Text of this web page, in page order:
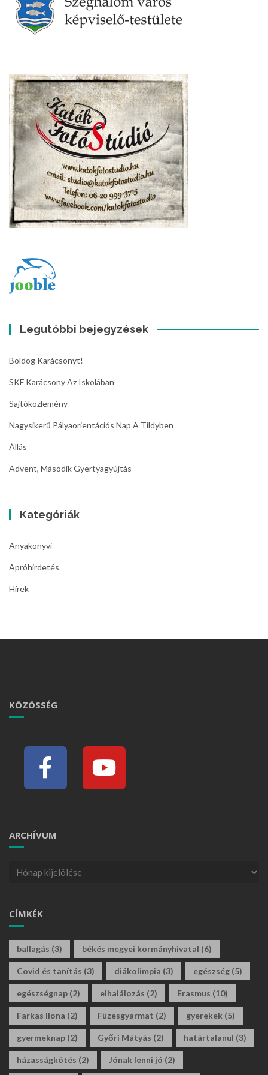
Legutóbbi bejegyzések
Boldog Karácsonyt!
SKF Karácsony Az Iskolában
Sajtóközlemény
Nagysikerű Pályaorientációs Nap A Tildyben
Állás
Advent, Második Gyertyagyújtás
Kategóriák
Anyakönyvi
Apróhirdetés
Hírek
KÖZÖSSÉG
ARCHÍVUM
CÍMKÉK
ballagás (3) békés megyei kormányhivatal (6)
Covid és tanítás (3) diákolimpia (3) egészség (5)
egészségnap (2) elhalálozás (2) Erasmus (10)
Farkas Ilona (2) Füzesgyarmat (2) gyerekek (5)
gyermeknap (2) Győri Mátyás (2) határtalanul (3)
házasságkötés (2) Jónak lenni jó (2)